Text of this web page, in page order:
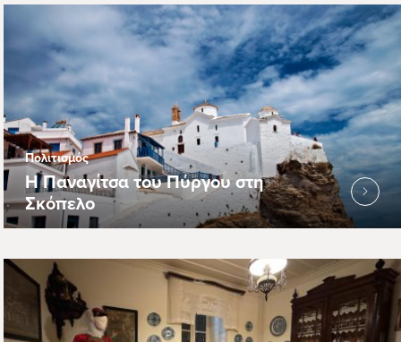
Πολιτισμός
Η Παναγίτσα του Πύργου στη
Σκόπελο